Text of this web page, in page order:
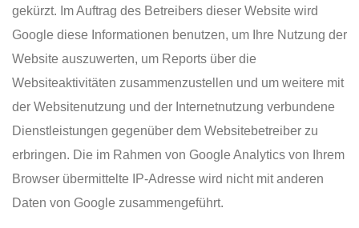
gekürzt. Im Auftrag des Betreibers dieser Website wird
Google diese Informationen benutzen, um Ihre Nutzung der
Website auszuwerten, um Reports über die
Websiteaktivitäten zusammenzustellen und um weitere mit
der Websitenutzung und der Internetnutzung verbundene
Dienstleistungen gegenüber dem Websitebetreiber zu
erbringen. Die im Rahmen von Google Analytics von Ihrem
Browser übermittelte IP-Adresse wird nicht mit anderen
Daten von Google zusammengeführt.
MÜNCHNER STRASSE 22
83607 HOLZKIRCHEN
BAVARIA | GERMANY
SNOOZE APARTMENTS ALLING